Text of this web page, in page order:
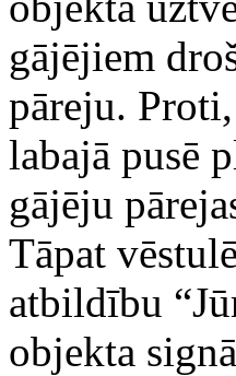
gājējiem
pāreju.
labajā pusē
gājēju
Tāpat
atbildību
objekta